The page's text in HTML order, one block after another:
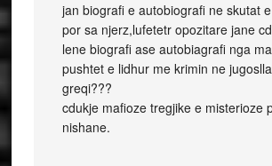
jan biografi e autobiografi ne skutat
por sa njerz,lufetetr opozitare jane
lene biografi ase autobiagrafi nga
pushtet e lidhur me krimin ne
greqi???
cdukje mafioze tregjike e misterioze
nishane.